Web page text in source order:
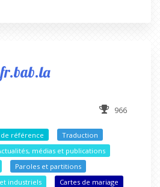
fr.bab.la
966
référence
Traduction
médias et publications
Paroles et partitions
industriels
Cartes de mariage